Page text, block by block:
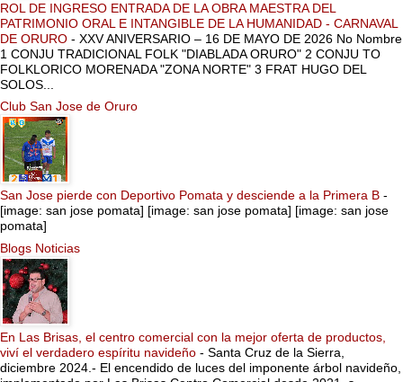
ROL DE INGRESO ENTRADA DE LA OBRA MAESTRA DEL
PATRIMONIO ORAL E INTANGIBLE DE LA HUMANIDAD - CARNAVAL
DE ORURO - XXV ANIVERSARIO – 16 DE MAYO DE 2026 No Nombre
1 CONJU TRADICIONAL FOLK "DIABLADA ORURO" 2 CONJU TO
FOLKLORICO MORENADA "ZONA NORTE" 3 FRAT HUGO DEL
SOLOS...
Club San Jose de Oruro
San Jose pierde con Deportivo Pomata y desciende a la Primera B -
[image: san jose pomata] [image: san jose pomata] [image: san jose
pomata]
Blogs Noticias
En Las Brisas, el centro comercial con la mejor oferta de productos,
viví el verdadero espíritu navideño - Santa Cruz de la Sierra,
diciembre 2024.- El encendido de luces del imponente árbol navideño,